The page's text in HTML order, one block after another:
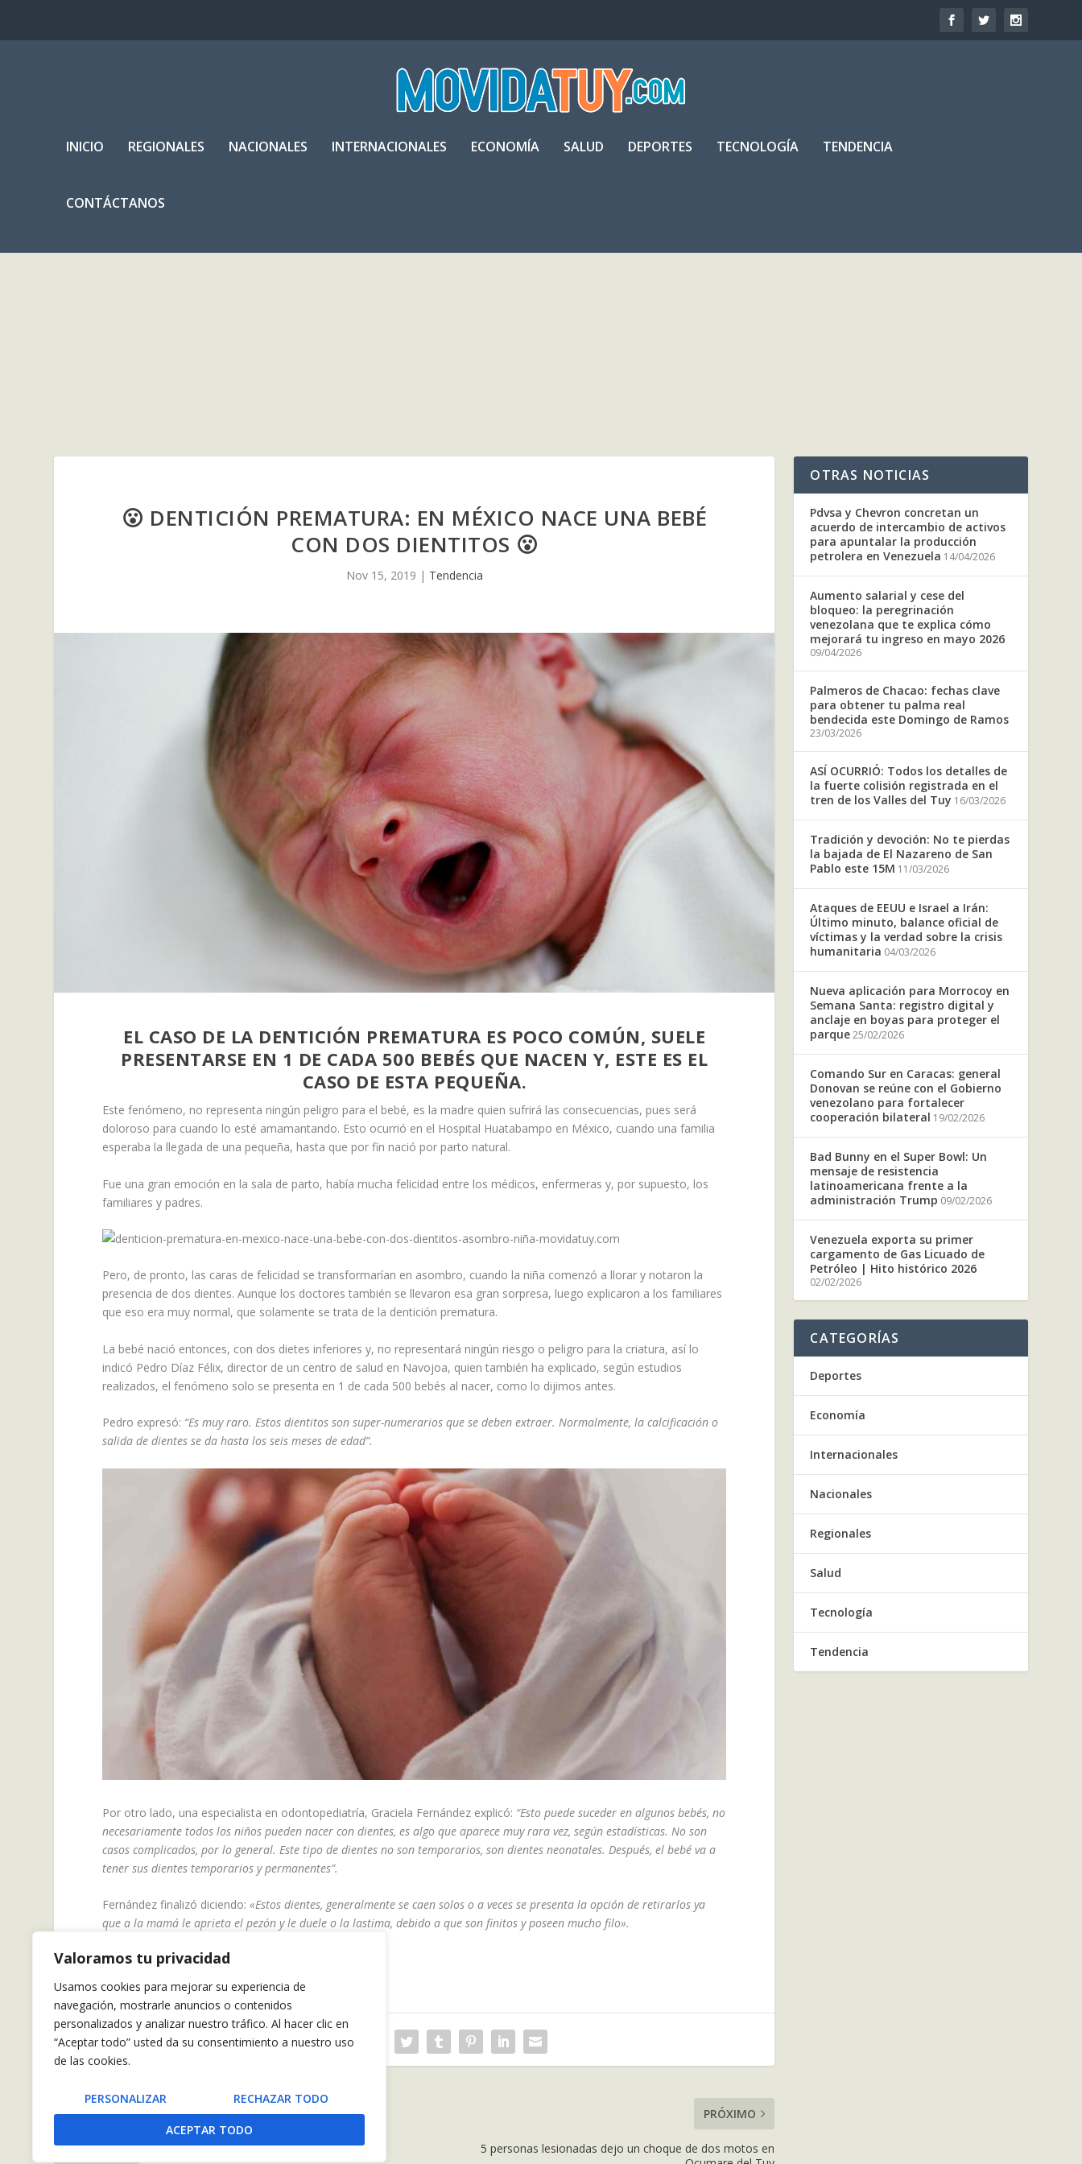
Valoramos tu privacidad
Usamos cookies para mejorar su experiencia de
navegación, mostrarle anuncios o contenidos
personalizados y analizar nuestro tráfico. Al hacer clic en
“Aceptar todo” usted da su consentimiento a nuestro uso
de las cookies.
PERSONALIZAR RECHAZAR TODO
ACEPTAR TODO
INICIO REGIONALES NACIONALES INTERNACIONALES ECONOMÍA SALUD DEPORTES TECNOLOGÍA TENDENCIA
CONTÁCTANOS
😮 DENTICIÓN PREMATURA: EN MÉXICO NACE UNA BEBÉ
CON DOS DIENTITOS 😮
Nov 15, 2019 | Tendencia
EL CASO DE LA DENTICIÓN PREMATURA ES POCO COMÚN, SUELE
PRESENTARSE EN 1 DE CADA 500 BEBÉS QUE NACEN Y, ESTE ES EL
CASO DE ESTA PEQUEÑA.
Este fenómeno, no representa ningún peligro para el bebé, es la madre quien sufrirá las consecuencias, pues será
doloroso para cuando lo esté amamantando. Esto ocurrió en el Hospital Huatabampo en México, cuando una familia
esperaba la llegada de una pequeña, hasta que por fin nació por parto natural.
Fue una gran emoción en la sala de parto, había mucha felicidad entre los médicos, enfermeras y, por supuesto, los
familiares y padres.
Pero, de pronto, las caras de felicidad se transformarían en asombro, cuando la niña comenzó a llorar y notaron la
presencia de dos dientes. Aunque los doctores también se llevaron esa gran sorpresa, luego explicaron a los familiares
que eso era muy normal, que solamente se trata de la dentición prematura.
La bebé nació entonces, con dos dietes inferiores y, no representará ningún riesgo o peligro para la criatura, así lo
indicó Pedro Díaz Félix, director de un centro de salud en Navojoa, quien también ha explicado, según estudios
realizados, el fenómeno solo se presenta en 1 de cada 500 bebés al nacer, como lo dijimos antes.
Pedro expresó: “Es muy raro. Estos dientitos son super-numerarios que se deben extraer. Normalmente, la calcificación o
salida de dientes se da hasta los seis meses de edad”.
Por otro lado, una especialista en odontopediatría, Graciela Fernández explicó: “Esto puede suceder en algunos bebés, no
necesariamente todos los niños pueden nacer con dientes, es algo que aparece muy rara vez, según estadísticas. No son
casos complicados, por lo general. Este tipo de dientes no son temporarios, son dientes neonatales. Después, el bebé va a
tener sus dientes temporarios y permanentes”.
Fernández finalizó diciendo:«Estos dientes, generalmente se caen solos o a veces se presenta la opción de retirarlos ya
que a la mamá le aprieta el pezón y le duele o la lastima, debido a que son finitos y poseen mucho filo».
COMPARTIR:
🥑 Propiedades y beneficios medicinales increíbles de la
semilla de aguacate 🥑
PRÓXIMO
5 personas lesionadas dejo un choque de dos motos en
OTRAS NOTICIAS
Pdvsa y Chevron concretan un
acuerdo de intercambio de activos
para apuntalar la producción
petrolera en Venezuela 14/04/2026
Aumento salarial y cese del
bloqueo: la peregrinación
venezolana que te explica cómo
mejorará tu ingreso en mayo 2026
09/04/2026
Palmeros de Chacao: fechas clave
para obtener tu palma real
bendecida este Domingo de Ramos
23/03/2026
ASÍ OCURRIÓ: Todos los detalles de
la fuerte colisión registrada en el
tren de los Valles del Tuy 16/03/2026
Tradición y devoción: No te pierdas
la bajada de El Nazareno de San
Pablo este 15M 11/03/2026
Ataques de EEUU e Israel a Irán:
Último minuto, balance oficial de
víctimas y la verdad sobre la crisis
humanitaria 04/03/2026
Nueva aplicación para Morrocoy en
Semana Santa: registro digital y
anclaje en boyas para proteger el
parque25/02/2026
Comando Sur en Caracas: general
Donovan se reúne con el Gobierno
venezolano para fortalecer
cooperación bilateral 19/02/2026
Bad Bunny en el Super Bowl: Un
mensaje de resistencia
latinoamericana frente a la
administración Trump 09/02/2026
Venezuela exporta su primer
cargamento de Gas Licuado de
Petróleo | Hito histórico 2026
02/02/2026
CATEGORÍAS
Deportes
Economía
Internacionales
Nacionales
Regionales
Salud
Tecnología
Tendencia